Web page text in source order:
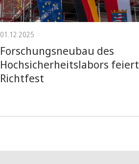
01.12.2025
Forschungsneubau des
Hochsicherheitslabors feiert
Richtfest